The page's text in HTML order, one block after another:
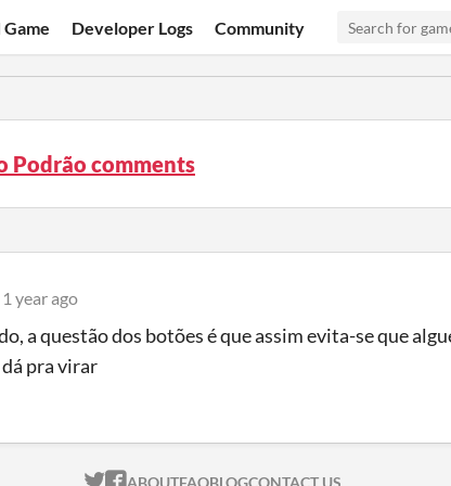
Developer Logs Community
Podrão comments
1 year ago
a questão dos botões é que assim evita-se que
pra virar
ABOUTFAQBLOGCONTACT US